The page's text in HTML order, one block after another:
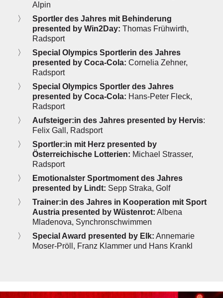
Alpin
Sportler des Jahres mit Behinderung
presented by Win2Day: Thomas Frühwirth,
Radsport
Special Olympics Sportlerin des Jahres
presented by Coca-Cola: Cornelia Zehner,
Radsport
Special Olympics Sportler des Jahres
presented by Coca-Cola: Hans-Peter Fleck,
Radsport
Aufsteiger:in des Jahres presented by Hervis:
Felix Gall, Radsport
Sportler:in mit Herz presented by
Österreichische Lotterien: Michael Strasser,
Radsport
Emotionalster Sportmoment des Jahres
presented by Lindt: Sepp Straka, Golf
Trainer:in des Jahres in Kooperation mit Sport
Austria presented by Wüstenrot: Albena
Mladenova, Synchronschwimmen
Special Award presented by Elk: Annemarie
Moser-Pröll, Franz Klammer und Hans Krankl